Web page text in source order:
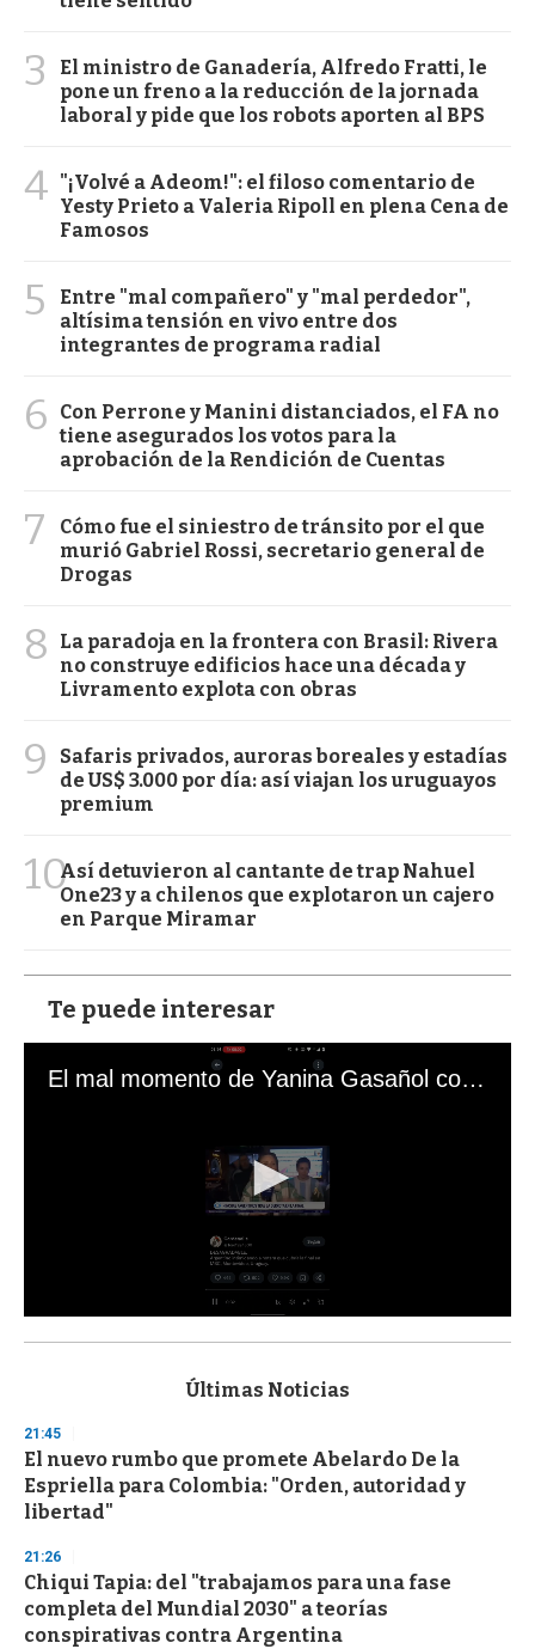
3
El ministro de Ganadería, Alfredo Fratti, le
pone un freno a la reducción de la jornada
laboral y pide que los robots aporten al BPS
4 "¡Volvé a Adeom!": el filoso comentario de
Yesty Prieto a Valeria Ripoll en plena Cena de
Famosos
5
Entre "mal compañero" y "mal perdedor",
altísima tensión en vivo entre dos
integrantes de programa radial
6
Con Perrone y Manini distanciados, el FA no
tiene asegurados los votos para la
aprobación de la Rendición de Cuentas
7
Cómo fue el siniestro de tránsito por el que
murió Gabriel Rossi, secretario general de
Drogas
8
La paradoja en la frontera con Brasil: Rivera
no construye edificios hace una década y
Livramento explota con obras
9
Safaris privados, auroras boreales y estadías
de US$ 3.000 por día: así viajan los uruguayos
premium
10Así detuvieron al cantante de trap Nahuel
One23 y a chilenos que explotaron un cajero
en Parque Miramar
Te puede interesar
El mal momento de Yanina Gasañol con un hincha argentino en "Subrayado"
s
d
s
o
f
3
s
e
c
o
n
Últimas Noticias
21:45
El nuevo rumbo que promete Abelardo De la
Espriella para Colombia: "Orden, autoridad y
libertad"
21:26
Chiqui Tapia: del "trabajamos para una fase
completa del Mundial 2030" a teorías
conspirativas contra Argentina